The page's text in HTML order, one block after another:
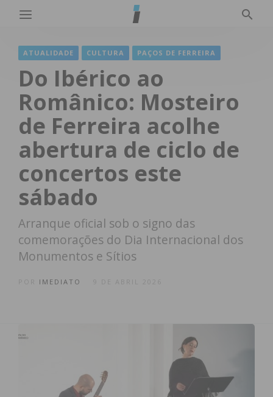
ATUALIDADE CULTURA PAÇOS DE FERREIRA
Do Ibérico ao
Românico: Mosteiro
de Ferreira acolhe
abertura de ciclo de
concertos este
sábado
Arranque oficial sob o signo das
comemorações do Dia Internacional dos
Monumentos e Sítios
IMEDIATO 9 DE ABRIL 2026